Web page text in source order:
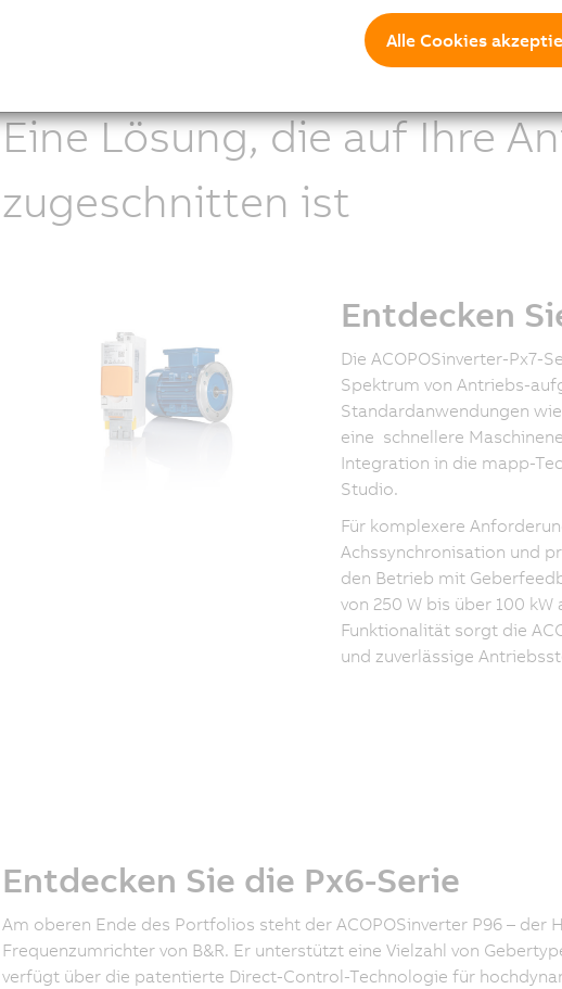
Eine Lösung, die auf Ihre
zugeschnitten ist
Entdecken
Die ACOPOSinverter-Px7-
Spektrum von Antriebs-
Standardanwendungen
eine schnellere
Integration in die mapp-
Studio.
Für komplexere
Achssynchronisation und
den Betrieb mit
von 250 W bis über 100
Funktionalität sorgt die
und zuverlässige
Entdecken Sie die Px6-Serie
Am oberen Ende des Portfolios steht der ACOPOSinverter P96 – der
Frequenzumrichter von B&R. Er unterstützt eine Vielzahl von
verfügt über die patentierte Direct-Control-Technologie für
Alle Cookies